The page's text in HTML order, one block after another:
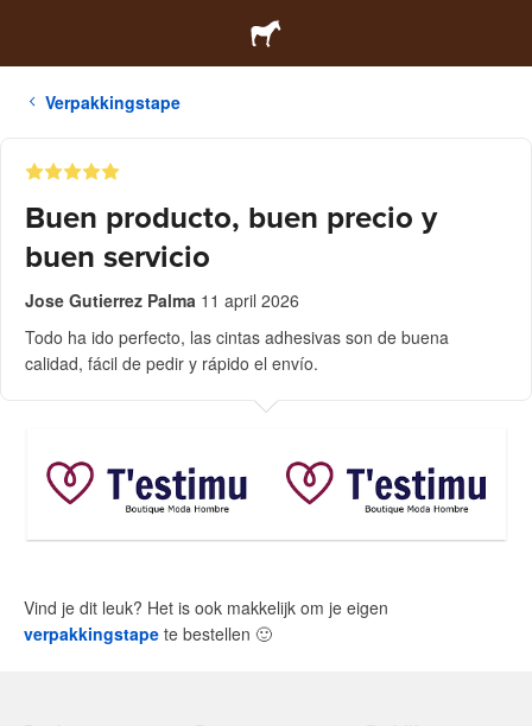
Verpakkingstape
Buen producto, buen precio y
buen servicio
Jose Gutierrez Palma 11 april 2026
Todo ha ido perfecto, las cintas adhesivas son de buena
calidad, fácil de pedir y rápido el envío.
Vind je dit leuk? Het is ook makkelijk om je eigen
verpakkingstape te bestellen 🙂